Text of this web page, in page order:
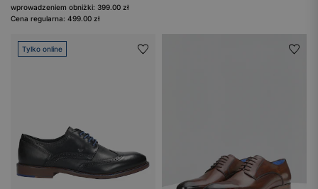
wprowadzeniem obniżki: 399.00 zł
Cena regularna: 499.00 zł
Tylko online